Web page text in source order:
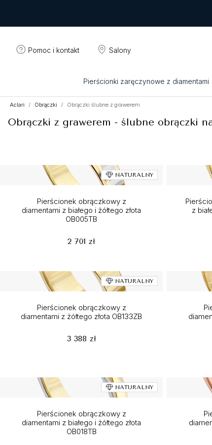
Pomoc i kontakt Salony
Pierścionki zaręczynowe z diamentami
Aclari Obrączki Obrączki ślubne z grawerem
Obrączki z grawerem - ślubne obrączki
NATURALNY
Pierścionek obrączkowy z
diamentami z białego i żółtego złota
OB005TB
2 701 zł
z
NATURALNY
Pierścionek obrączkowy z
diamentami z żółtego złota OB133ZB
3 388 zł
NATURALNY
Pierścionek obrączkowy z
diamentami z białego i żółtego złota
OB018TB